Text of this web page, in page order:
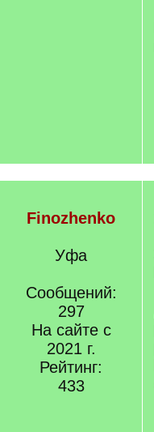
Finozhenko
Уфа
Сообщений:
297
На сайте с
2021 г.
Рейтинг:
433